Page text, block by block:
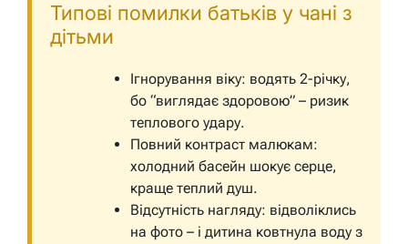
Типові помилки батьків у чані з
дітьми
Ігнорування віку: водять 2-річку,
бо “виглядає здоровою” – ризик
теплового удару.
Повний контраст малюкам:
холодний басейн шокує серце,
краще теплий душ.
Відсутність нагляду: відволіклись
на фото – і дитина ковтнула воду з